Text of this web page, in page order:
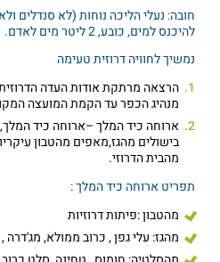
חובה: נעלי הליכה נוחות (לא סנדלים
להיכנס למים, כובע, 2 ליטר מים לאדם.
נמשיך לחוויה דרוזית טעימה
הרצאה מרתקת אודות העדה
מנהיג הכפר עד הקמת המועצה
ארוחה כיד המלך –ארוחה כיד המלך,
בישולים מהגז,מאפים מהטבון
מהבית הדרוזי.
תפריט ארוחה כיד המלך :
מהטבון :פיתות דרוזיות
מהגז: עלי גפן , כרוב ממולא,